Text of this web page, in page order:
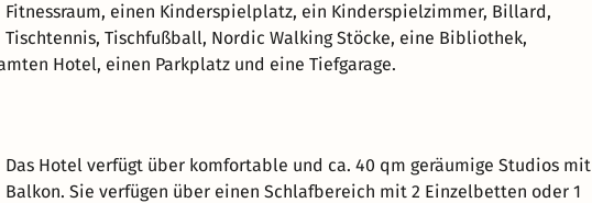
Fitnessraum, einen Kinderspielplatz, ein Kinderspielzimmer, Billard,
Tischtennis, Tischfußball, Nordic Walking Stöcke, eine Bibliothek,
Hotel, einen Parkplatz und eine Tiefgarage.
Das Hotel verfügt über komfortable und ca. 40 qm geräumige Studios mit
Balkon. Sie verfügen über einen Schlafbereich mit 2 Einzelbetten oder 1